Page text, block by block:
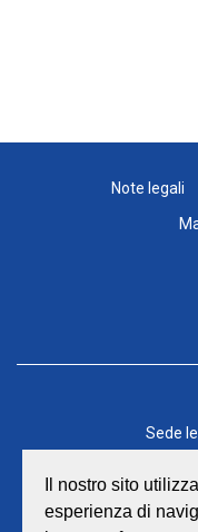
Note legali
Sede
P.iva/Reg.
Capitale
Il nostro sito
esperienza di